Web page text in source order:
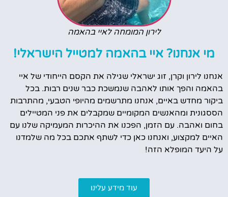
לירון המומחה לאיי בהאמה
מי אנחנו? איי בהאמה למטייל הישראלי!
אנחנו לירון וקרן, זוג ישראלי שגילה את הקסם הייחודי של איי
בהאמה והפך אותו לאהבה שנמשכת כבר שנים רבות. בכל
ביקור מחדש באיים, אנחנו מתרשמים מהיופי הטבעי, מהתרבות
הססגונית ומהאנשים המקומיים שמקבלים את פני המטיילים
בחום ואהבה. עם הזמן, הפכנו את ההיכרות המעמיקה שלנו עם
האיים למקצוע, ואנחנו כאן כדי לשתף אתכם בכל מה שלמדנו
על היעד המופלא הזה!
עוד מידע עלינו